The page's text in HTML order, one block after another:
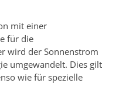
mit einer
für die
wird der Sonnenstrom
umgewandelt. Dies gilt
wie für spezielle